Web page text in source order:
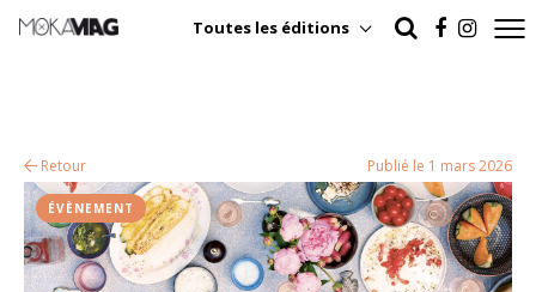
Toutes les éditions
Retour Publié le 1 mars 2026
ÉVÈNEMENT